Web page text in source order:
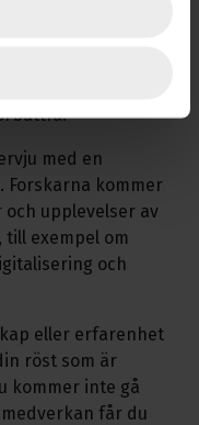
Du behövs!
med en
Forskarna kommer
upplevelser av
exempel om
och
eller erfarenhet
röst som är
kommer inte gå
får du